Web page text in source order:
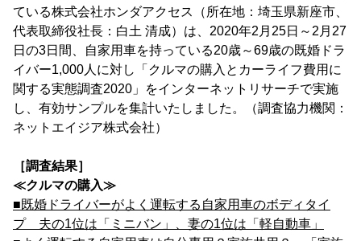
ている株式会社ホンダアクセス（所在地：埼玉県新座市、
代表取締役社長：白土 清成）は、2020年2月25日～2月27
日の3日間、自家用車を持っている20歳～69歳の既婚ドラ
イバー1,000人に対し「クルマの購入とカーライフ費用に
関する実態調査2020」をインターネットリサーチで実施
し、有効サンプルを集計いたしました。（調査協力機関：
ネットエイジア株式会社）
［調査結果］
≪クルマの購入≫
■既婚ドライバーがよく運転する自家用車のボディタイ
プ 夫の1位は「ミニバン」、妻の1位は「軽自動車」